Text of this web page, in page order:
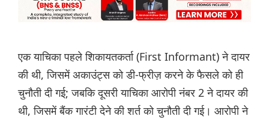
एक याचिका पहले शिकायतकर्ता (First Informant) ने दायर
की थी, जिसमें अकाउंट्स को डी-फ्रीज़ करने के फैसले को ही
चुनौती दी गई; जबकि दूसरी याचिका आरोपी नंबर 2 ने दायर की
थी, जिसमें बैंक गारंटी देने की शर्त को चुनौती दी गई। आरोपी ने